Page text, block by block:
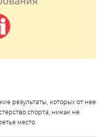
результаты, которых от нее
спорта, никак не
место